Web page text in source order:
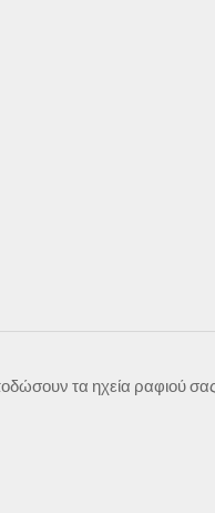
τα ηχεία ραφιού σας